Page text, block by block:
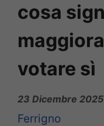
cosa
votare sì
23 Dicembre
Ferrigno